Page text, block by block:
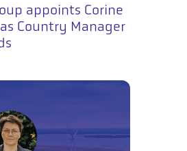
appoints Corine
Country Manager